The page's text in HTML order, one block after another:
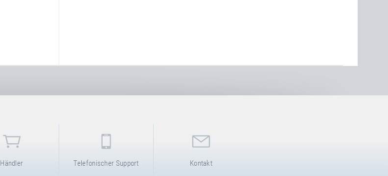
Händler Telefonischer Support Kontakt